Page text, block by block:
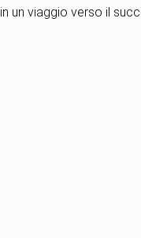
un viaggio verso il